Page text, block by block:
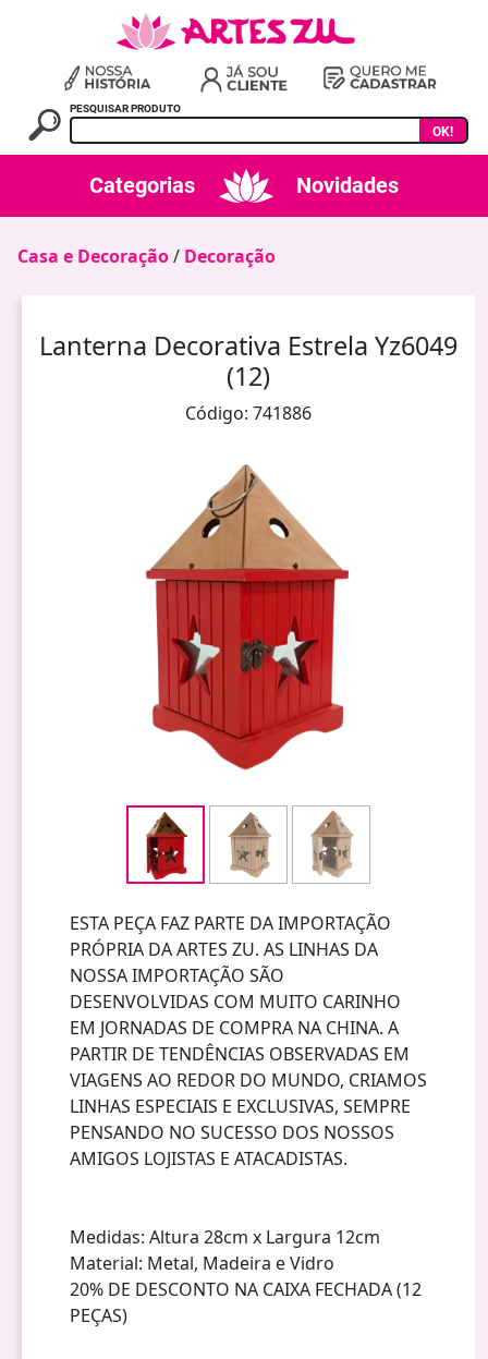
PESQUISAR PRODUTO
OK!
Categorias Novidades
Casa e Decoração/ Decoração
Lanterna Decorativa Estrela Yz6049
(12)
Código: 741886
ESTA PEÇA FAZ PARTE DA IMPORTAÇÃO
PRÓPRIA DA ARTES ZU. AS LINHAS DA
NOSSA IMPORTAÇÃO SÃO
DESENVOLVIDAS COM MUITO CARINHO
EM JORNADAS DE COMPRA NA CHINA. A
PARTIR DE TENDÊNCIAS OBSERVADAS EM
VIAGENS AO REDOR DO MUNDO, CRIAMOS
LINHAS ESPECIAIS E EXCLUSIVAS, SEMPRE
PENSANDO NO SUCESSO DOS NOSSOS
AMIGOS LOJISTAS E ATACADISTAS.
Medidas: Altura 28cm x Largura 12cm
Material: Metal, Madeira e Vidro
20% DE DESCONTO NA CAIXA FECHADA (12
PEÇAS)